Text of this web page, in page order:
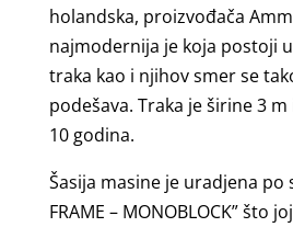
holandska, proizvođača
najmodernija je koja postoji
traka kao i njihov smer se
podešava. Traka je širine 3
10 godina.
Šasija masine je uradjena po
FRAME – MONOBLOCK” što